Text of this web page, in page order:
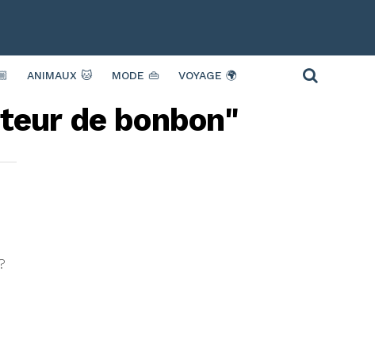
ANIMAUX 🐱 MODE 👜 VOYAGE 🌍
de bonbon"